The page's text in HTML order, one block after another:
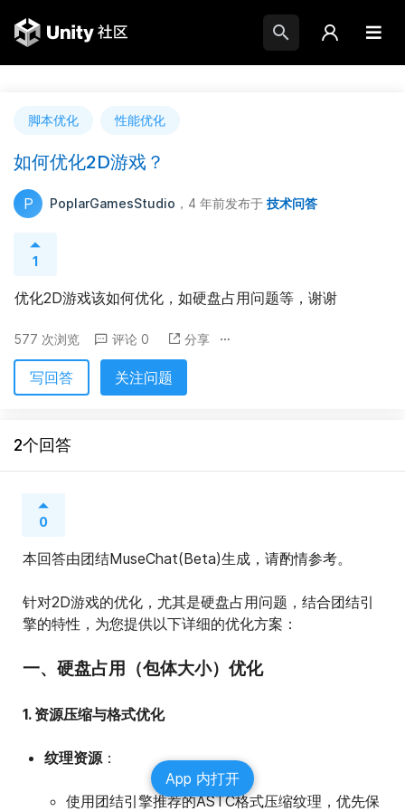
脚本优化 性能优化
如何优化2D游戏？
P PoplarGamesStudio ，4 年前发布于 技术问答
1
优化2D游戏该如何优化，如硬盘占用问题等，谢谢
577 次浏览 评论 0 分享
写回答 关注问题
2个回答
0
本回答由团结MuseChat(Beta)生成，请酌情参考。
针对2D游戏的优化，尤其是硬盘占用问题，结合团结引
擎的特性，为您提供以下详细的优化方案：
一、硬盘占用（包体大小）优化
1. 资源压缩与格式优化
纹理资源：
使用团结引擎推荐的ASTC格式压缩纹理，优先保
App 内打开